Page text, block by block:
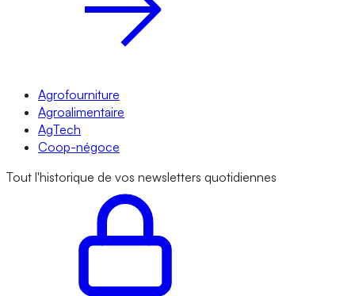
Agrofourniture
Agroalimentaire
AgTech
Coop-négoce
Tout l'historique de vos newsletters quotidiennes